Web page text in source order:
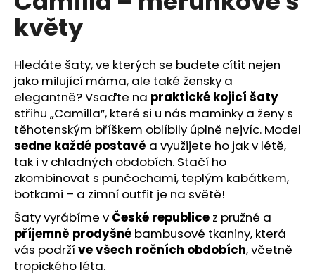
z
5
hvězdiček.
květy
Hledáte šaty, ve kterých se budete cítit nejen
jako milující máma, ale také žensky a
elegantně? Vsaďte na praktické kojicí šaty
střihu „Camilla”, které si u nás maminky a ženy s
těhotenským bříškem oblíbily úplně nejvíc. Model
sedne každé postavě a využijete ho jak v létě,
tak i v chladných obdobích. Stačí ho
zkombinovat s punčochami, teplým kabátkem,
botkami – a zimní outfit je na světě!
Šaty vyrábíme v České republice z pružné a
příjemně prodyšné bambusové tkaniny, která
vás podržíve všech ročních obdobích, včetně
tropického léta.
u
j
m
e